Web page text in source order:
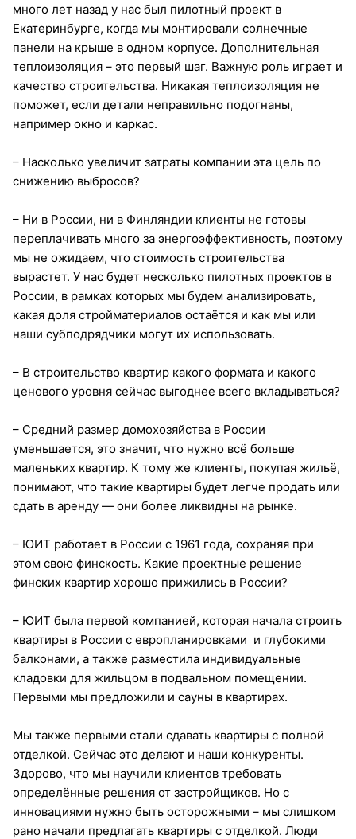
много лет назад у нас был пилотный проект в
Екатеринбурге, когда мы монтировали солнечные
панели на крыше в одном корпусе. Дополнительная
теплоизоляция – это первый шаг. Важную роль играет и
качество строительства. Никакая теплоизоляция не
поможет, если детали неправильно подогнаны,
например окно и каркас.
– Насколько увеличит затраты компании эта цель по
снижению выбросов?
– Ни в России, ни в Финляндии клиенты не готовы
переплачивать много за энергоэффективность, поэтому
мы не ожидаем, что стоимость строительства
вырастет. У нас будет несколько пилотных проектов в
России, в рамках которых мы будем анализировать,
какая доля стройматериалов остаётся и как мы или
наши субподрядчики могут их использовать.
– В строительство квартир какого формата и какого
ценового уровня сейчас выгоднее всего вкладываться?
– Средний размер домохозяйства в России
уменьшается, это значит, что нужно всё больше
маленьких квартир. К тому же клиенты, покупая жильё,
понимают, что такие квартиры будет легче продать или
сдать в аренду — они более ликвидны на рынке.
– ЮИТ работает в России с 1961 года, сохраняя при
этом свою финскость. Какие проектные решение
финских квартир хорошо прижились в России?
– ЮИТ была первой компанией, которая начала строить
квартиры в России с европланировками и глубокими
балконами, а также разместила индивидуальные
кладовки для жильцом в подвальном помещении.
Первыми мы предложили и сауны в квартирах.
Мы также первыми стали сдавать квартиры с полной
отделкой. Сейчас это делают и наши конкуренты.
Здорово, что мы научили клиентов требовать
определённые решения от застройщиков. Но с
инновациями нужно быть осторожными – мы слишком
рано начали предлагать квартиры с отделкой. Люди